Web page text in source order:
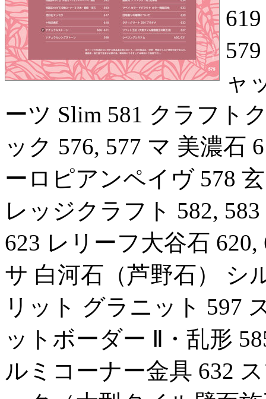
ャ
ーツ Slim 581 クラフト
ック 576, 577 マ 美濃石
ーロピアンペイヴ 578
レッジクラフト 582,
623 レリーフ大谷石
サ 白河石（芦野石） シ
リット グラニット 597
ットボーダー Ⅱ・乱形
ルミコーナー金具 632